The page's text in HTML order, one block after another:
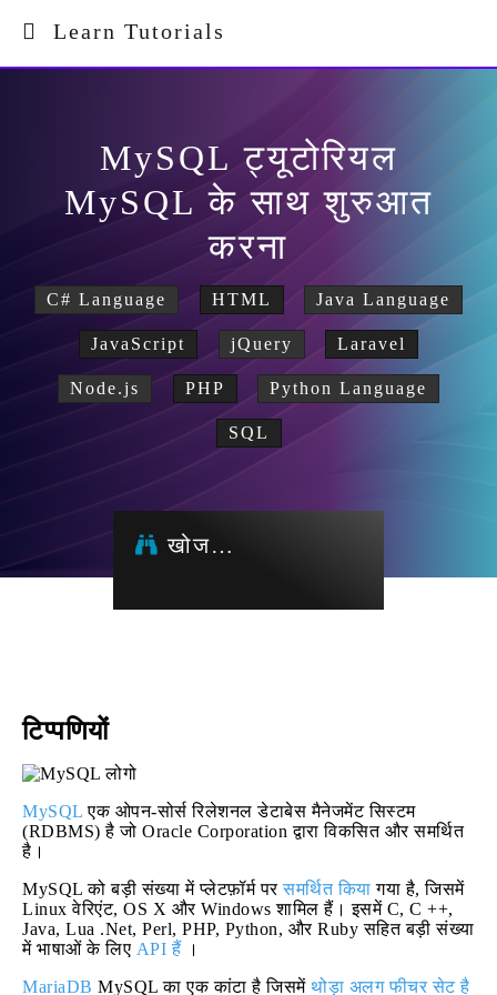
Learn Tutorials
MySQL ट्यूटोरियल
MySQL के साथ शुरुआत
करना
C# Language HTML Java Language
JavaScript jQuery Laravel
Node.js PHP Python Language
SQL
खोज…
टिप्पणियों
MySQL एक ओपन-सोर्स रिलेशनल डेटाबेस मैनेजमेंट सिस्टम
(RDBMS) है जो Oracle Corporation द्वारा विकसित और समर्थित
है।
MySQL को बड़ी संख्या में प्लेटफ़ॉर्म परसमर्थित किया गया है, जिसमें
Linux वेरिएंट, OS X और Windows शामिल हैं। इसमें C, C ++,
Java, Lua .Net, Perl, PHP, Python, और Ruby सहित बड़ी संख्या
में भाषाओं के लिए API हैं ।
MariaDB MySQL का एक कांटा है जिसमें थोड़ा अलग फीचर सेट है